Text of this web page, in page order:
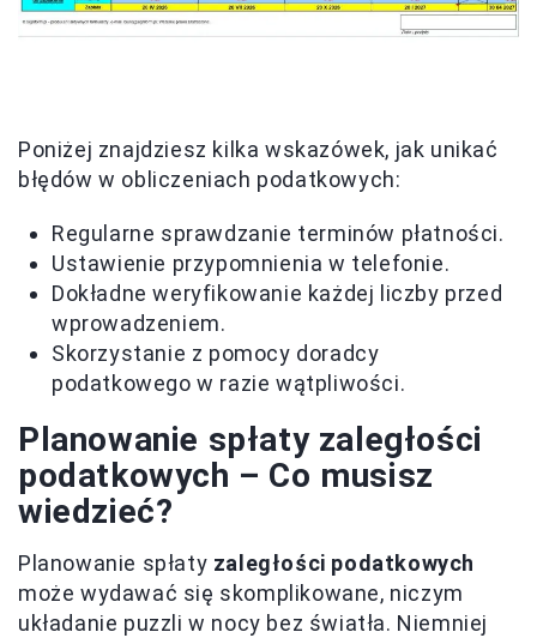
Poniżej znajdziesz kilka wskazówek, jak unikać
błędów w obliczeniach podatkowych:
Regularne sprawdzanie terminów płatności.
Ustawienie przypomnienia w telefonie.
Dokładne weryfikowanie każdej liczby przed
wprowadzeniem.
Skorzystanie z pomocy doradcy
podatkowego w razie wątpliwości.
Planowanie spłaty zaległości
podatkowych – Co musisz
wiedzieć?
Planowanie spłaty zaległości podatkowych
może wydawać się skomplikowane, niczym
układanie puzzli w nocy bez światła. Niemniej